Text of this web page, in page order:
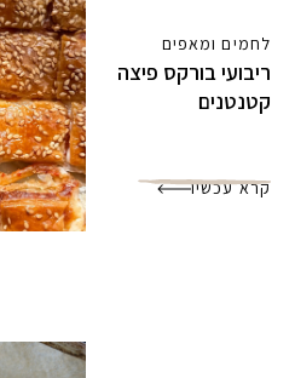
לחמים ומאפים
ריבועי בורקס פיצה
קטנטנים
קרא עכשיו